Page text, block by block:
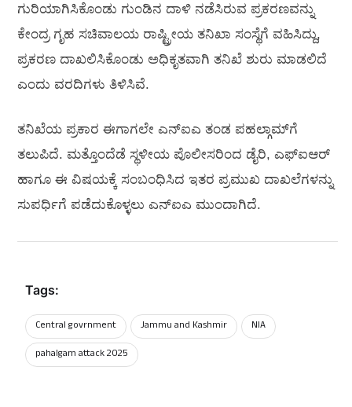
ಗುರಿಯಾಗಿಸಿಕೊಂಡು ಗುಂಡಿನ ದಾಳಿ ನಡೆಸಿರುವ ಪ್ರಕರಣವನ್ನು
ಕೇಂದ್ರ ಗೃಹ ಸಚಿವಾಲಯ ರಾಷ್ಟ್ರೀಯ ತನಿಖಾ ಸಂಸ್ಥೆಗೆ ವಹಿಸಿದ್ದು,
ಪ್ರಕರಣ ದಾಖಲಿಸಿಕೊಂಡು ಅಧಿಕೃತವಾಗಿ ತನಿಖೆ ಶುರು ಮಾಡಲಿದೆ
ಎಂದು ವರದಿಗಳು ತಿಳಿಸಿವೆ.
ತನಿಖೆಯ ಪ್ರಕಾರ ಈಗಾಗಲೇ ಎನ್‌ಐಎ ತಂಡ ಪಹಲ್ಗಾಮ್‌ಗೆ
ತಲುಪಿದೆ. ಮತ್ತೊಂದೆಡೆ ಸ್ಥಳೀಯ ಪೊಲೀಸರಿಂದ ಡೈರಿ, ಎಫ್‌ಐಆರ್‌
ಹಾಗೂ ಈ ವಿಷಯಕ್ಕೆ ಸಂಬಂಧಿಸಿದ ಇತರ ಪ್ರಮುಖ ದಾಖಲೆಗಳನ್ನು
ಸುಪರ್ಧಿಗೆ ಪಡೆದುಕೊಳ್ಳಲು ಎನ್‌ಐಎ ಮುಂದಾಗಿದೆ.
Tags:
Central govrnment Jammu and Kashmir
NIA
pahalgam attack 2025